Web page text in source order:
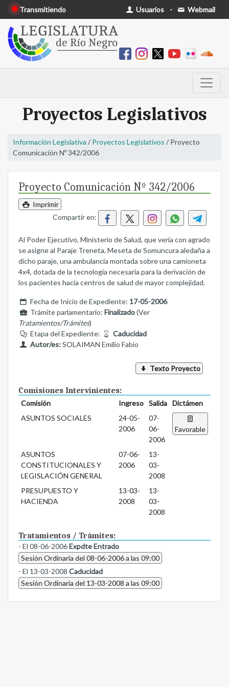
Transmitiendo Usuarios - Webmail
Proyectos Legislativos
Información Legislativa / Proyectos Legislativos / Proyecto
Comunicación Nº 342/2006
Proyecto Comunicación Nº 342/2006
Imprimir
Compartir en:
Al Poder Ejecutivo, Ministerio de Salud, que vería con agrado
se asigne al Paraje Treneta, Meseta de Somuncura aledaña a
dicho paraje, una ambulancia montada sobre una camioneta
4x4, dotada de la tecnología necesaria para la derivación de
los pacientes hacia centros de salud de mayor complejidad.
Fecha de Inicio de Expediente: 17-05-2006
Trámite parlamentario: Finalizado(Ver
Tratamientos/Trámites)
Etapa del Expediente:
Caducidad
Autor/es:SOLAIMAN Emilio Fabio
Texto Proyecto
Comisiones Intervinientes:
Comisión Ingreso Salida
Dictámen
ASUNTOS SOCIALES
24-05-
2006
07-
06-
2006
Favorable
ASUNTOS
CONSTITUCIONALES Y
LEGISLACIÓN GENERAL
07-06-
2006
13-
03-
2008
PRESUPUESTO Y
HACIENDA
13-03-
2008
13-
03-
2008
Tratamientos / Trámites:
- El 08-06-2006Expdte Entrado
Sesión Ordinaria del 08-06-2006 a las 09:00
- El 13-03-2008 Caducidad
Sesión Ordinaria del 13-03-2008 a las 09:00